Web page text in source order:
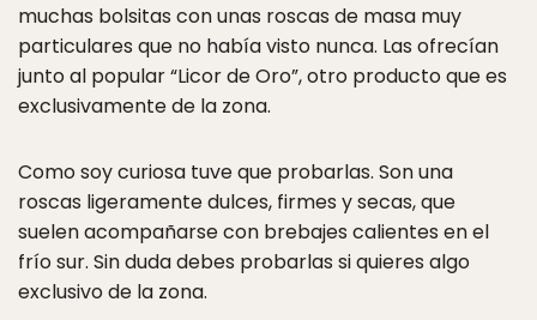
muchas bolsitas con unas roscas de masa muy
particulares que no había visto nunca. Las ofrecían
junto al popular “Licor de Oro”, otro producto que es
exclusivamente de la zona.
Como soy curiosa tuve que probarlas. Son una
roscas ligeramente dulces, firmes y secas, que
suelen acompañarse con brebajes calientes en el
frío sur. Sin duda debes probarlas si quieres algo
exclusivo de la zona.